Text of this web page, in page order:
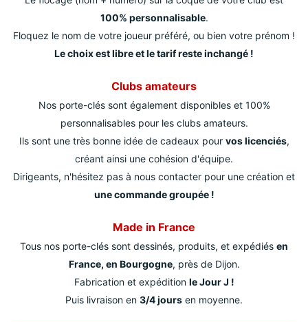
100% personnalisable.
Floquez le nom de votre joueur préféré, ou bien votre prénom !
Le choix est libre et le tarif reste inchangé !
Clubs amateurs
Nos porte-clés sont également disponibles et 100%
personnalisables pour les clubs amateurs.
Ils sont une très bonne idée de cadeaux pour vos licenciés,
créant ainsi une cohésion d'équipe.
Dirigeants, n'hésitez pas à nous contacter pour une création et
une commande groupée !
Made in France
Tous nos porte-clés sont dessinés, produits, et expédiés en
France, en Bourgogne, près de Dijon.
Fabrication et expédition le Jour J !
Puis livraison en 3/4 jours en moyenne.